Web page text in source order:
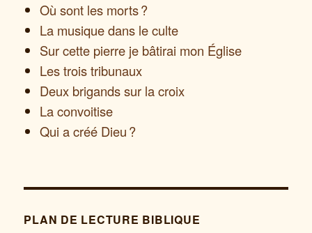
Où sont les morts ?
La musique dans le culte
Sur cette pierre je bâtirai mon Église
Les trois tribunaux
Deux brigands sur la croix
La convoitise
Qui a créé Dieu ?
PLAN DE LECTURE BIBLIQUE